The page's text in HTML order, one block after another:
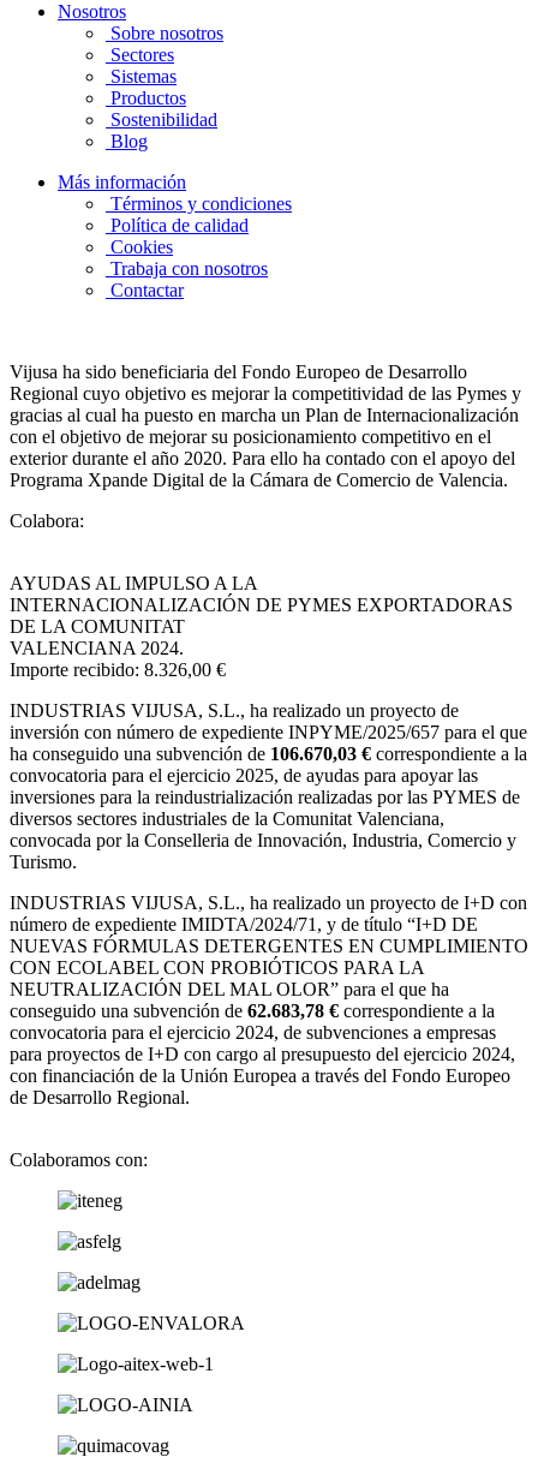
Nosotros
Sobre nosotros
Sectores
Sistemas
Productos
Sostenibilidad
Blog
Más información
Términos y condiciones
Política de calidad
Cookies
Trabaja con nosotros
Contactar
Vijusa ha sido beneficiaria del Fondo Europeo de Desarrollo
Regional cuyo objetivo es mejorar la competitividad de las Pymes y
gracias al cual ha puesto en marcha un Plan de Internacionalización
con el objetivo de mejorar su posicionamiento competitivo en el
exterior durante el año 2020. Para ello ha contado con el apoyo del
Programa Xpande Digital de la Cámara de Comercio de Valencia.
Colabora:
AYUDAS AL IMPULSO A LA
INTERNACIONALIZACIÓN DE PYMES EXPORTADORAS
DE LA COMUNITAT
VALENCIANA 2024.
Importe recibido: 8.326,00 €
INDUSTRIAS VIJUSA, S.L., ha realizado un proyecto de
inversión con número de expediente INPYME/2025/657 para el que
ha conseguido una subvención de 106.670,03 € correspondiente a la
convocatoria para el ejercicio 2025, de ayudas para apoyar las
inversiones para la reindustrialización realizadas por las PYMES de
diversos sectores industriales de la Comunitat Valenciana,
convocada por la Conselleria de Innovación, Industria, Comercio y
Turismo.
INDUSTRIAS VIJUSA, S.L., ha realizado un proyecto de I+D con
número de expediente IMIDTA/2024/71, y de título “I+D DE
NUEVAS FÓRMULAS DETERGENTES EN CUMPLIMIENTO
CON ECOLABEL CON PROBIÓTICOS PARA LA
NEUTRALIZACIÓN DEL MAL OLOR” para el que ha
conseguido una subvención de 62.683,78 € correspondiente a la
convocatoria para el ejercicio 2024, de subvenciones a empresas
para proyectos de I+D con cargo al presupuesto del ejercicio 2024,
con financiación de la Unión Europea a través del Fondo Europeo
de Desarrollo Regional.
Colaboramos con: